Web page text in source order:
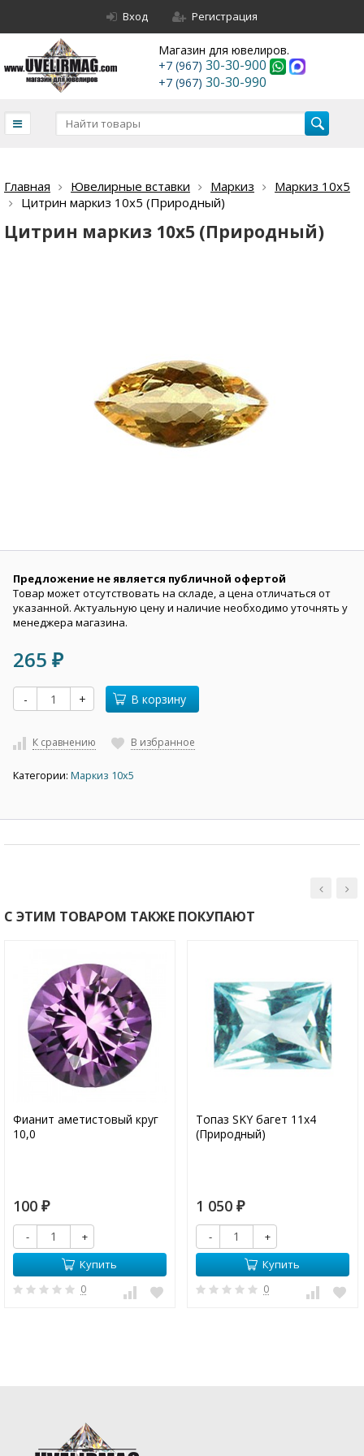
Вход Регистрация
Магазин для ювелиров.
+7 (967) 30-30-900
+7 (967) 30-30-990
Главная Ювелирные вставки Маркиз
Маркиз 10х5
Цитрин маркиз 10х5 (Природный)
Цитрин маркиз 10х5 (Природный)
Предложение не является публичной офертой
Товар может отсутствовать на складе, а цена отличаться от
указанной. Актуальную цену и наличие необходимо уточнять у
менеджера магазина.
265 ₽
- + В корзину
К сравнению В избранное
Категории: Маркиз 10х5
С ЭТИМ ТОВАРОМ ТАКЖЕ ПОКУПАЮТ
Фианит аметистовый круг
10,0
100 ₽
-
+
Купить
0
Топаз SKY багет 11х4
(Природный)
1 050 ₽
-
+
Купить
0